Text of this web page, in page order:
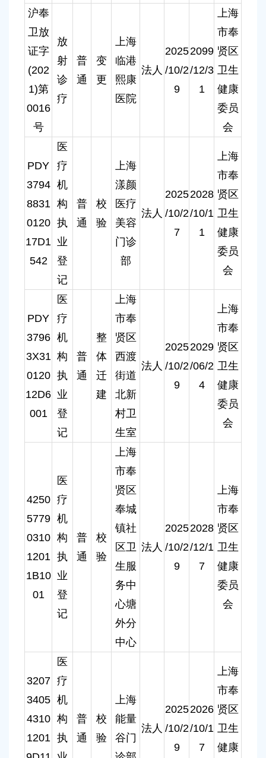
沪奉
卫放
证字
(202
1)第
0016
号
放
射
诊
疗
普
通
变
更
上海
临港
熙康
医院
法人
2025
/10/2
9
2099
/12/3
1
上海
市奉
贤区
卫生
健康
委员
会
PDY
3794
8831
0120
17D1
542
医
疗
机
构
执
业
登
记
普
通
校
验
上海
漾颜
医疗
美容
门诊
部
法人
2025
/10/2
7
2028
/10/1
1
上海
市奉
贤区
卫生
健康
委员
会
PDY
3796
3X31
0120
12D6
001
医
疗
机
构
执
业
登
记
普
通
整
体
迁
建
上海
市奉
贤区
西渡
街道
北新
村卫
生室
法人
2025
/10/2
9
2029
/06/2
4
上海
市奉
贤区
卫生
健康
委员
会
4250
5779
0310
1201
1B10
01
医
疗
机
构
执
业
登
记
普
通
校
验
上海
市奉
贤区
奉城
镇社
区卫
生服
务中
心塘
外分
中心
法人
2025
/10/2
9
2028
/12/1
7
上海
市奉
贤区
卫生
健康
委员
会
3207
3405
4310
1201
医
疗
机
构
执
普
通
校
验
上海
能量
谷门
法人
2025
/10/2
9
2026
/10/1
7
上海
市奉
贤区
卫生
健康